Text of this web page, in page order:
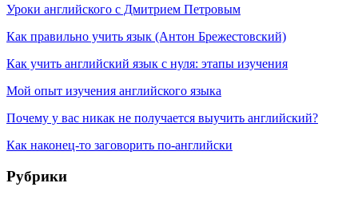
Уроки английского с Дмитрием Петровым
Как правильно учить язык (Антон Брежестовский)
Как учить английский язык с нуля: этапы изучения
Мой опыт изучения английского языка
Почему у вас никак не получается выучить английский?
Как наконец-то заговорить по-английски
Рубрики